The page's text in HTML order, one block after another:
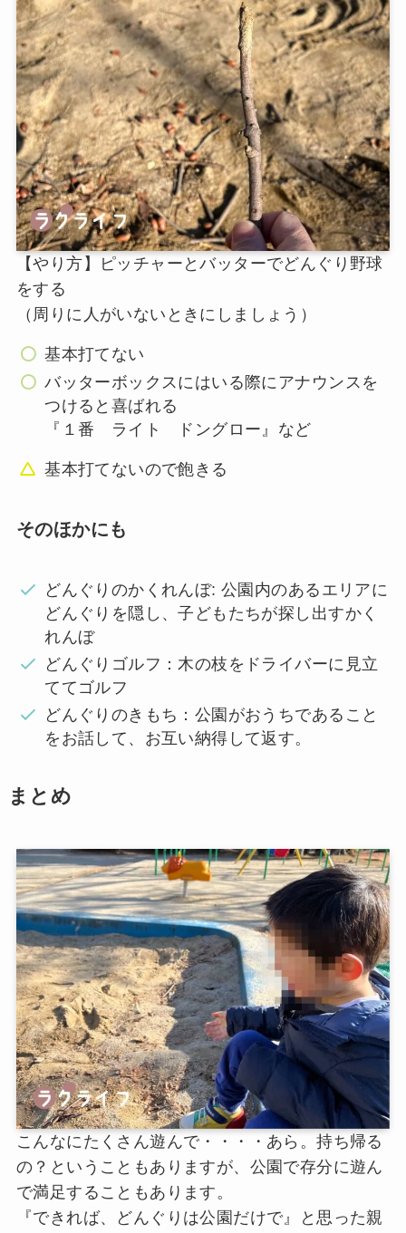
【やり方】ピッチャーとバッターでどんぐり野球
をする
（周りに人がいないときにしましょう）
基本打てない
バッターボックスにはいる際にアナウンスを
つけると喜ばれる
『１番 ライト ドングロー』など
基本打てないので飽きる
そのほかにも
どんぐりのかくれんぼ: 公園内のあるエリアに
どんぐりを隠し、子どもたちが探し出すかく
れんぼ
どんぐりゴルフ：木の枝をドライバーに見立
ててゴルフ
どんぐりのきもち：公園がおうちであること
をお話して、お互い納得して返す。
まとめ
こんなにたくさん遊んで・・・・あら。持ち帰る
の？ということもありますが、公園で存分に遊ん
で満足することもあります。
『できれば、どんぐりは公園だけで』と思った親